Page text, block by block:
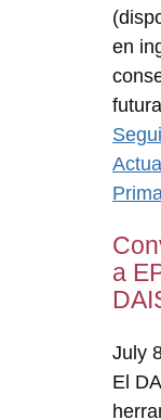
en
a
July
El